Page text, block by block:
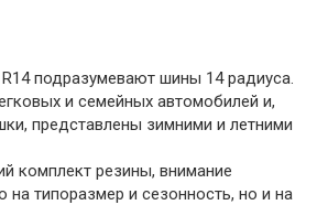
подразумевают шины 14 радиуса.
и семейных автомобилей и,
представлены зимними и летними
комплект резины, внимание
типоразмер и сезонность, но и на